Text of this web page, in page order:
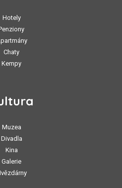
Hotely
Chaty
Kempy
Muzea
Divadla
Kina
Galerie